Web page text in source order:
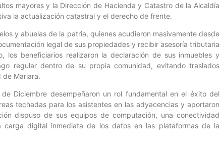
mayores y la Dirección de Hacienda y Catastro de la Alcaldía
la actualización catastral y el derecho de frente.
y abuelas de la patria, quienes acudieron masivamente desde
legal de sus propiedades y recibir asesoría tributaria
los beneficiarios realizaron la declaración de sus inmuebles y
regular dentro de su propia comunidad, evitando traslados
de Mariara.
Diciembre desempeñaron un rol fundamental en el éxito del
techadas para los asistentes en las adyacencias y aportaron
dispuso de sus equipos de computación, una conectividad
digital inmediata de los datos en las plataformas de la